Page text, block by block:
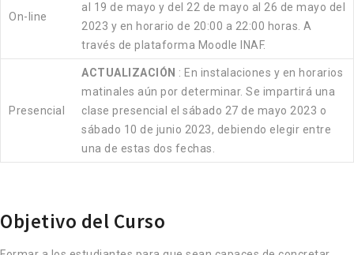
On-line
al 19 de mayo y del 22 de mayo al 26 de mayo del
2023 y en horario de 20:00 a 22:00 horas. A
través de plataforma Moodle INAF.
Presencial
ACTUALIZACIÓN : En instalaciones y en horarios
matinales aún por determinar. Se impartirá una
clase presencial el sábado 27 de mayo 2023 o
sábado 10 de junio 2023, debiendo elegir entre
una de estas dos fechas.
Objetivo del Curso